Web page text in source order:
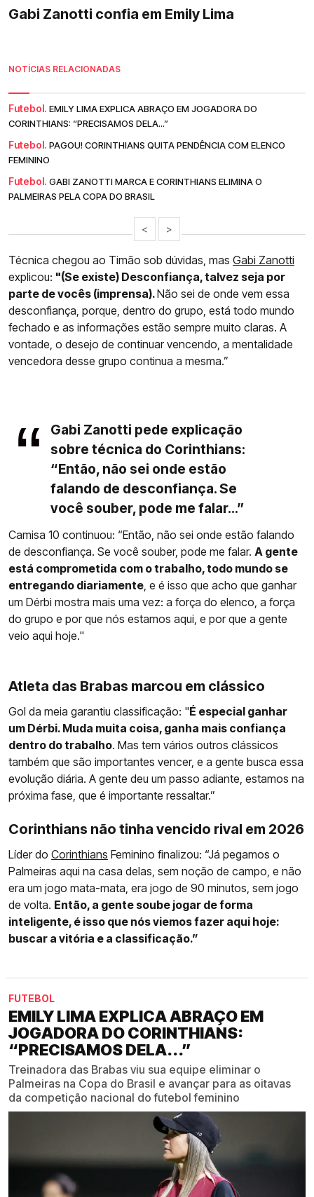
Gabi Zanotti confia em Emily Lima
NOTÍCIAS RELACIONADAS
Futebol. EMILY LIMA EXPLICA ABRAÇO EM JOGADORA DO
CORINTHIANS: “PRECISAMOS DELA...”
Futebol. PAGOU! CORINTHIANS QUITA PENDÊNCIA COM ELENCO
FEMININO
Futebol. GABI ZANOTTI MARCA E CORINTHIANS ELIMINA O
PALMEIRAS PELA COPA DO BRASIL
< >
Técnica chegou ao Timão sob dúvidas, mas Gabi Zanotti
explicou: "(Se existe) Desconfiança, talvez seja por
parte de vocês (imprensa).Não sei de onde vem essa
desconfiança, porque, dentro do grupo, está todo mundo
fechado e as informações estão sempre muito claras. A
vontade, o desejo de continuar vencendo, a mentalidade
vencedora desse grupo continua a mesma.”
Gabi Zanotti pede explicação
sobre técnica do Corinthians:
“Então, não sei onde estão
falando de desconfiança. Se
você souber, pode me falar...”
Camisa 10 continuou: “Então, não sei onde estão falando
de desconfiança. Se você souber, pode me falar. A gente
está comprometida com o trabalho, todo mundo se
entregando diariamente, e é isso que acho que ganhar
um Dérbi mostra mais uma vez: a força do elenco, a força
do grupo e por que nós estamos aqui, e por que a gente
veio aqui hoje."
Atleta das Brabas marcou em clássico
Gol da meia garantiu classificação: "É especial ganhar
um Dérbi. Muda muita coisa, ganha mais confiança
dentro do trabalho. Mas tem vários outros clássicos
também que são importantes vencer, e a gente busca essa
evolução diária. A gente deu um passo adiante, estamos na
próxima fase, que é importante ressaltar.”
Corinthians não tinha vencido rival em 2026
Líder do Corinthians Feminino finalizou: “Já pegamos o
Palmeiras aqui na casa delas, sem noção de campo, e não
era um jogo mata-mata, era jogo de 90 minutos, sem jogo
de volta. Então, a gente soube jogar de forma
inteligente, é isso que nós viemos fazer aqui hoje:
buscar a vitória e a classificação.”
FUTEBOL
EMILY LIMA EXPLICA ABRAÇO EM
JOGADORA DO CORINTHIANS:
“PRECISAMOS DELA...”
Treinadora das Brabas viu sua equipe eliminar o
Palmeiras na Copa do Brasil e avançar para as oitavas
da competição nacional do futebol feminino